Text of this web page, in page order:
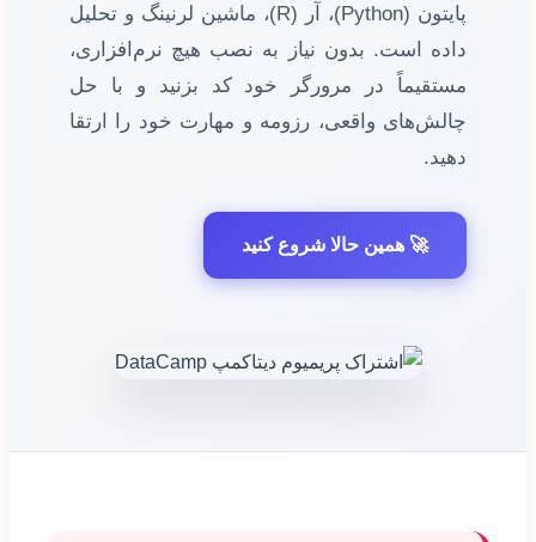
پایتون (Python)، آر (R)، ماشین لرنینگ و تحلیل
داده است. بدون نیاز به نصب هیچ نرم‌افزاری،
مستقیماً در مرورگر خود کد بزنید و با حل
چالش‌های واقعی، رزومه و مهارت خود را ارتقا
دهید.
🚀 همین حالا شروع کنید